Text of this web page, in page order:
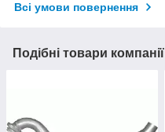
Всі умови повернення
Подібні товари компанії